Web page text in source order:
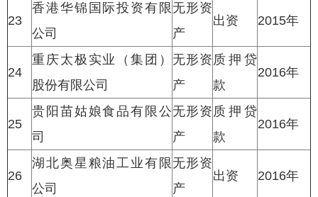
23
香港华锦国际投资有限
公司
无形资
产
出资 2015年
24
重庆太极实业（集团）
股份有限公司
无形资
产
质押贷
款
2016年
25
贵阳苗姑娘食品有限公
司
无形资
产
质押贷
款
2016年
26
湖北奥星粮油工业有限
公司
无形资
产
出资 2016年